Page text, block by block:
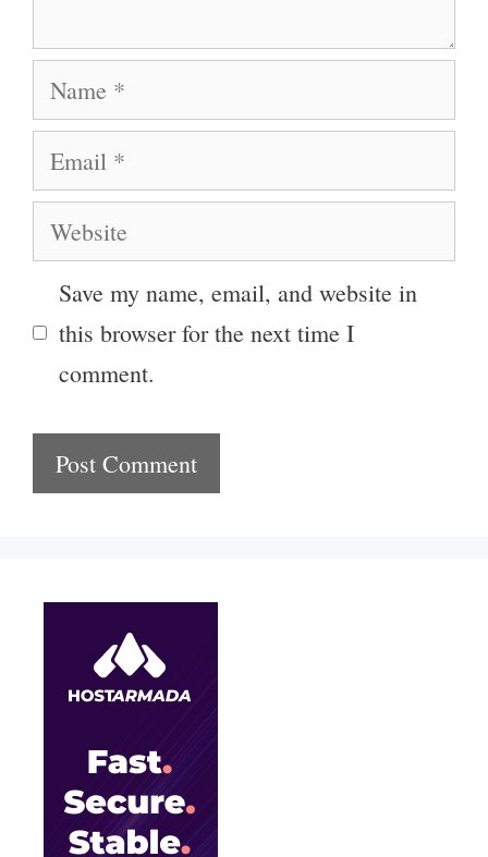
Name
Email
Website
Save my name, email, and website in
this browser for the next time I
comment.